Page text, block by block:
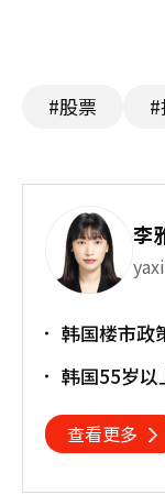
#股票
李
韩国楼市政
韩国55岁以
查看更多